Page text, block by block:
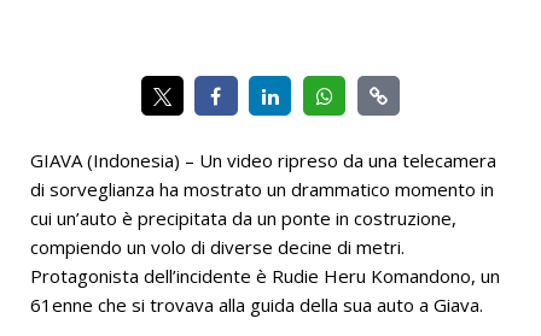
GIAVA (Indonesia) – Un video ripreso da una telecamera
di sorveglianza ha mostrato un drammatico momento in
cui un’auto è precipitata da un ponte in costruzione,
compiendo un volo di diverse decine di metri.
Protagonista dell’incidente è Rudie Heru Komandono, un
61enne che si trovava alla guida della sua auto a Giava.